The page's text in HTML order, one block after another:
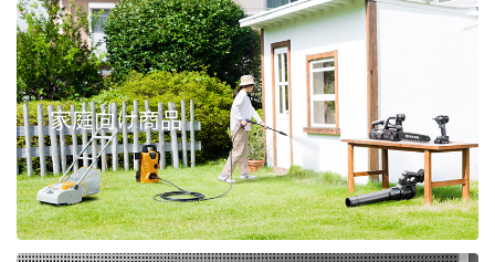
家庭向け商品